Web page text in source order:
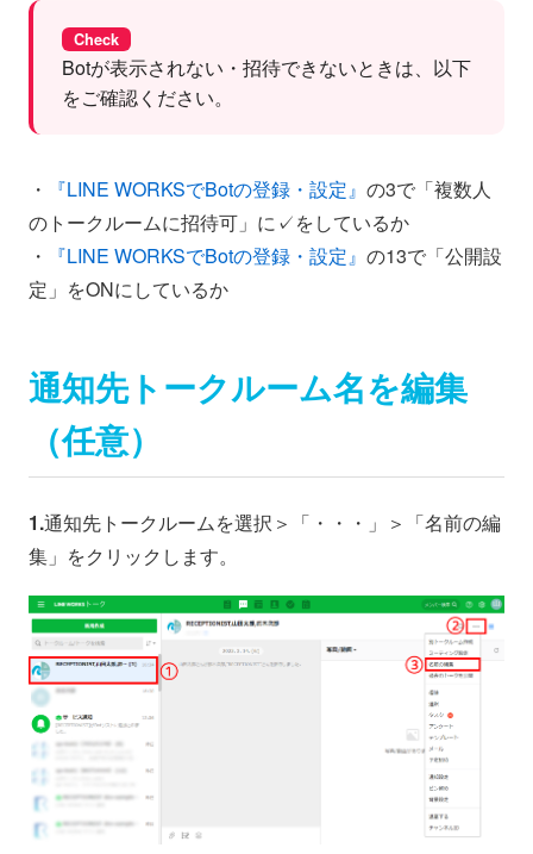
Check
Botが表示されない・招待できないときは、以下
をご確認ください。
・ 『LINE WORKSでBotの登録・設定』 の3で「複数人
のトークルームに招待可」に✓をしているか
・
『LINE WORKSでBotの登録・設定』 の13で「公開設
定」をONにしているか
通知先トークルーム名を編集
（任意）
1.通知先トークルームを選択＞「・・・」＞「名前の編
集」をクリックします。